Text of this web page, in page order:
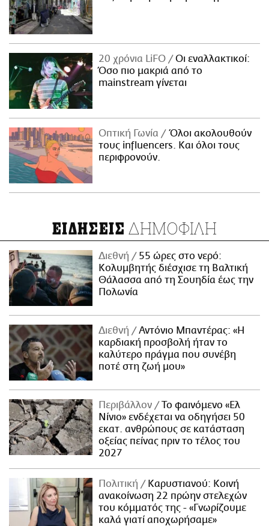
20 χρόνια LiFO
Οι εναλλακτικοί:
Όσο πιο μακριά από το
mainstream γίνεται
Οπτική Γωνία
Όλοι ακολουθούν
τους influencers. Και όλοι τους
περιφρονούν.
ΕΙΔΗΣΕΙΣ ΔΗΜΟΦΙΛΗ
Διεθνή
55 ώρες στο νερό:
Κολυμβητής διέσχισε τη Βαλτική
Θάλασσα από τη Σουηδία έως την
Πολωνία
Διεθνή
Αντόνιο Μπαντέρας: «Η
καρδιακή προσβολή ήταν το
καλύτερο πράγμα που συνέβη
ποτέ στη ζωή μου»
Περιβάλλον
Το φαινόμενο «Ελ
Νίνιο» ενδέχεται να οδηγήσει 50
εκατ. ανθρώπους σε κατάσταση
οξείας πείνας πριν το τέλος του
2027
Πολιτική
Καρυστιανού: Κοινή
ανακοίνωση 22 πρώην στελεχών
του κόμματός της - «Γνωρίζουμε
καλά γιατί αποχωρήσαμε»